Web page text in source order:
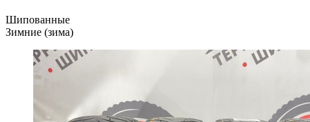
Шипованные
Зимние (зима)